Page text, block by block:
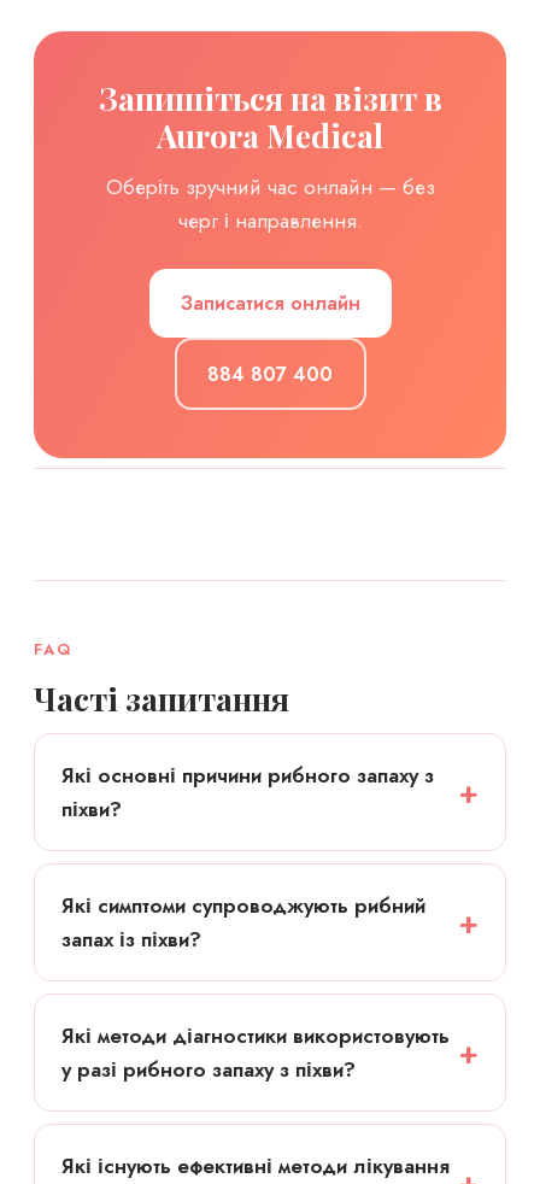
Запишіться на візит в
Aurora Medical
Оберіть зручний час онлайн — без
черг і направлення.
Записатися онлайн
884 807 400
FAQ
Часті запитання
Які основні причини рибного запаху з
піхви?
Які симптоми супроводжують рибний
запах із піхви?
Які методи діагностики використовують
у разі рибного запаху з піхви?
Які існують ефективні методи лікування